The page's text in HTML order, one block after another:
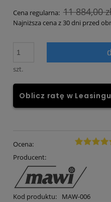
Cena regularna: 11 884,00
Najniższa cena z 30 dni przed
szt.
Oblicz ratę w Leasingu
Ocena:
Producent:
Kod produktu: MAW-006